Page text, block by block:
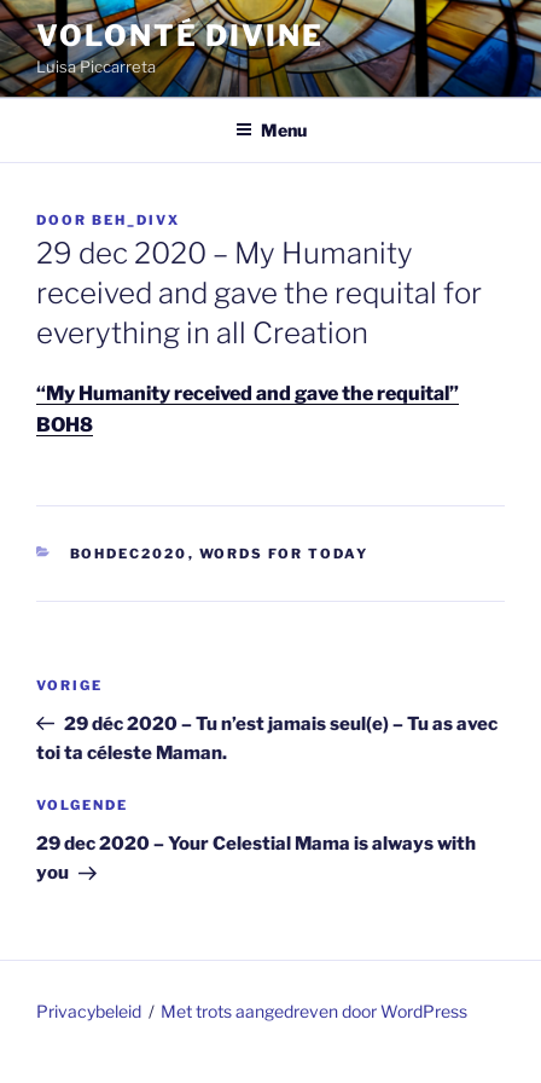
Spring
naar
de
inhoud
VOLONTÉ DIVINE
Luisa Piccarreta
Menu
GEPLAATST
OP
DOOR BEH_DIVX
29 dec 2020 – My Humanity
received and gave the requital for
everything in all Creation
“My Humanity received and gave the requital”
BOH8
CATEGORIEËN
BOHDEC2020 , WORDS FOR TODAY
Vorig
bericht
VORIGE
29 déc 2020 – Tu n’est jamais seul(e) – Tu as avec
toi ta céleste Maman.
Volgend
bericht
VOLGENDE
29 dec 2020 – Your Celestial Mama is always with
you
Privacybeleid Met trots aangedreven door WordPress